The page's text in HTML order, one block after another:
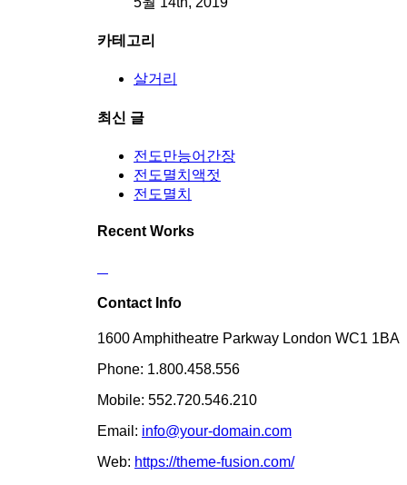
카테고리
살거리
최신 글
전도만능어간장
전도멸치액젓
전도멸치
Recent Works
Contact Info
1600 Amphitheatre Parkway London WC1 1BA
Phone: 1.800.458.556
Mobile: 552.720.546.210
Email: info@your-domain.com
Web: https://theme-fusion.com/